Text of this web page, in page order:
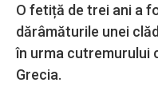
O fetiță de trei ani a
dărâmăturile unei
în urma cutremurului
Grecia.